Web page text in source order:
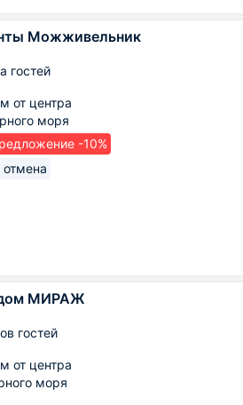
Можживельник
гостей
от центра
моря
-10%
отмена
дом МИРАЖ
гостей
от центра
моря